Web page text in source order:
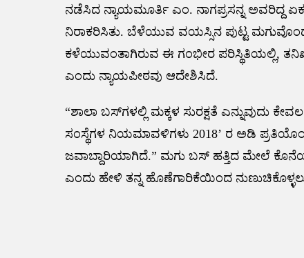
ನಡೆಸಿದ ನ್ಯಾಯಮೂರ್ತಿ ಎಂ. ನಾಗಪ್ರಸನ್ನ ಅವರಿದ್ದ
ನಿರಾಕರಿಸಿತು. ಬೆಳೆಯುವ ವಯಸ್ಸಿನ ಪುಟ್ಟ
ಕಳೆಯುವಂತಾಗಿರುವ ಈ ಗಂಭೀರ ಪರಿಸ್ಥಿತಿಯಲ್ಲಿ,
ಎಂದು ನ್ಯಾಯಪೀಠವು ಆದೇಶಿಸಿದೆ.
“ಶಾಲಾ ಬಸ್‌ಗಳಲ್ಲಿ ಮಕ್ಕಳ ಸುರಕ್ಷತೆ ಎನ್ನುವುದು
ಸಂಸ್ಥೆಗಳ ನಿಯಮಾವಳಿಗಳು 2018’ ರ ಅಡಿ
ಜವಾಬ್ದಾರಿಯಾಗಿದೆ.” ಮಗು ಬಸ್ ಹತ್ತಿದ ಮೇಲೆ
ಎಂದು ಹೇಳಿ ತನ್ನ ಹೊಣೆಗಾರಿಕೆಯಿಂದ